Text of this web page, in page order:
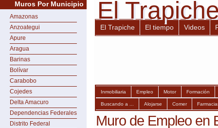
Muros Por Municipio
Amazonas
Anzoategui
Apure
Aragua
Barinas
Bolívar
Carabobo
Cojedes
Delta Amacuro
Dependencias Federales
Distrito Federal
El
El
El Trapiche El tiempo Videos
Inmobiliaria Empleo Motor Formación
Buscando a ... Alojarse Comer
Muro de Empleo en